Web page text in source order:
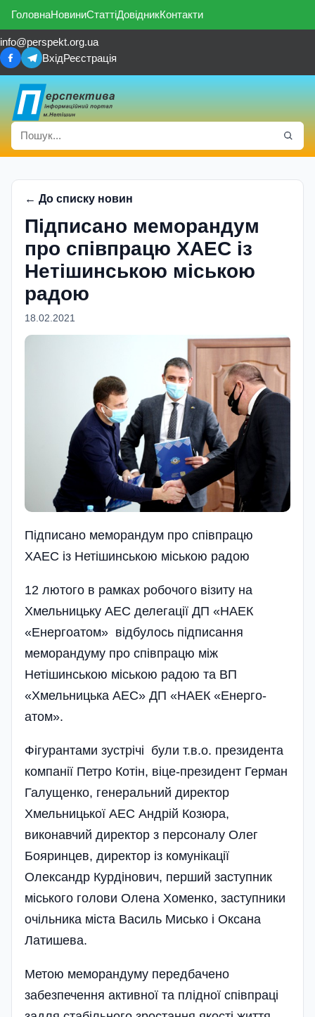
ГоловнаНовиниСтаттіДовідникКонтакти
info@perspekt.org.ua
ВхідРеєстрація
← До списку новин
Підписано меморандум
про співпрацю ХАЕС із
Нетішинською міською
радою
18.02.2021
Підписано меморандум про співпрацю
ХАЕС із Нетішинською міською радою
12 лютого в рамках робочого візиту на
Хмельницьку АЕС делегації ДП «НАЕК
«Енергоатом» відбулось підписання
меморандуму про спів­працю між
Нетішинською місь­кою радою та ВП
«Хмельницька АЕС» ДП «НАЕК «Енер­го­
атом».
Фігурантами зу­ст­річі були т.в.о. президента
компанії Петро Котін, віце-президент Герман
Галущенко, генеральний директор
Хмельницької АЕС Андрій Козюра,
виконавчий директор з персоналу Олег
Бояринцев, директор із комунікації
Олександр Курдінович, перший заступник
міського голови Олена Хоменко, заступники
очільника міста Василь Мисько і Оксана
Латишева.
Метою меморандуму передбачено
забезпечення активної та плідної співпраці